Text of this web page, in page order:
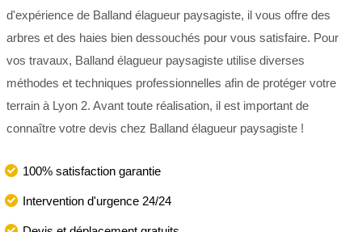
d'expérience de Balland élagueur paysagiste, il vous offre des
arbres et des haies bien dessouchés pour vous satisfaire. Pour
vos travaux, Balland élagueur paysagiste utilise diverses
méthodes et techniques professionnelles afin de protéger votre
terrain à Lyon 2. Avant toute réalisation, il est important de
connaître votre devis chez Balland élagueur paysagiste !
100% satisfaction garantie
Intervention d'urgence 24/24